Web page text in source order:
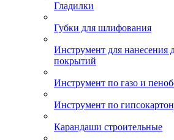
Гладилки
Губки для шлифования
Инструмент для нанесения
покрытий
Инструмент по газо и
Инструмент по
Карандаши строительные